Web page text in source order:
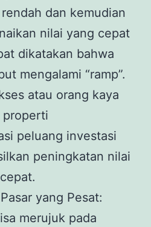
dan kemudian
nilai yang cepat
dikatakan bahwa
mengalami “ramp”.
atau orang kaya
properti
peluang investasi
peningkatan nilai
yang Pesat:
merujuk pada